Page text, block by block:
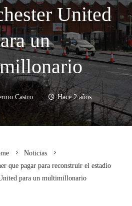
United
un
Castro Hace 2 años
Noticias
que pagar para reconstruir el estadio
para un multimillonario